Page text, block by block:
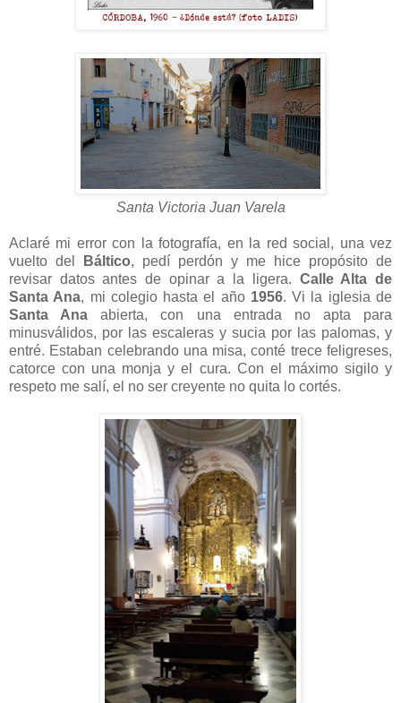
Santa Victoria Juan Varela
Aclaré mi error con la fotografía, en la red social, una vez
vuelto del
Báltico, pedí perdón y me hice propósito de
revisar datos antes de opinar a la ligera. Calle Alta de
Santa Ana, mi colegio hasta el año 1956. Vi la iglesia de
Santa Ana abierta, con una entrada no apta para
minusválidos, por las escaleras y sucia por las palomas, y
entré. Estaban celebrando una misa, conté trece feligreses,
catorce con una monja y el cura. Con el máximo sigilo y
respeto me salí, el no ser creyente no quita lo cortés.